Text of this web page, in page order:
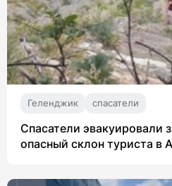
Геленджик спасатели
Спасатели эвакуировали
опасный склон туриста в